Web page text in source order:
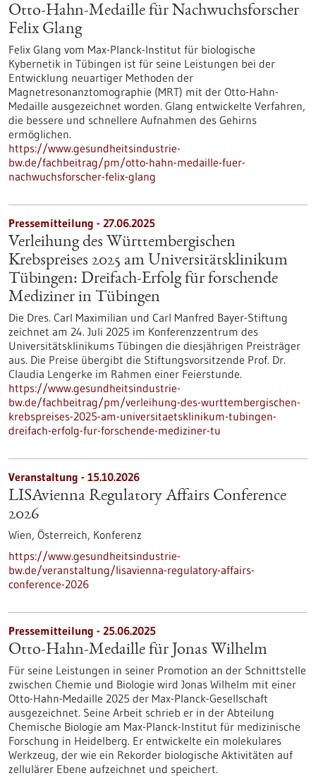
Otto-Hahn-Medaille für Nachwuchsforscher
Felix Glang
Felix Glang vom Max-Planck-Institut für biologische
Kybernetik in Tübingen ist für seine Leistungen bei der
Entwicklung neuartiger Methoden der
Magnetresonanztomographie (MRT) mit der Otto-Hahn-
Medaille ausgezeichnet worden. Glang entwickelte Verfahren,
die bessere und schnellere Aufnahmen des Gehirns
ermöglichen.
https://www.gesundheitsindustrie-
bw.de/fachbeitrag/pm/otto-hahn-medaille-fuer-
nachwuchsforscher-felix-glang
Pressemitteilung - 27.06.2025
Verleihung des Württembergischen
Krebspreises 2025 am Universitätsklinikum
Tübingen: Dreifach-Erfolg für forschende
Mediziner in Tübingen
Die Dres. Carl Maximilian und Carl Manfred Bayer-Stiftung
zeichnet am 24. Juli 2025 im Konferenzzentrum des
Universitätsklinikums Tübingen die diesjährigen Preisträger
aus. Die Preise übergibt die Stiftungsvorsitzende Prof. Dr.
Claudia Lengerke im Rahmen einer Feierstunde.
https://www.gesundheitsindustrie-
bw.de/fachbeitrag/pm/verleihung-des-wurttembergischen-
krebspreises-2025-am-universitaetsklinikum-tubingen-
dreifach-erfolg-fur-forschende-mediziner-tu
Veranstaltung - 15.10.2026
LISAvienna Regulatory Affairs Conference
2026
Wien, Österreich, Konferenz
https://www.gesundheitsindustrie-
bw.de/veranstaltung/lisavienna-regulatory-affairs-
conference-2026
Pressemitteilung - 25.06.2025
Otto-Hahn-Medaille für Jonas Wilhelm
Für seine Leistungen in seiner Promotion an der Schnittstelle
zwischen Chemie und Biologie wird Jonas Wilhelm mit einer
Otto-Hahn-Medaille 2025 der Max-Planck-Gesellschaft
ausgezeichnet. Seine Arbeit schrieb er in der Abteilung
Chemische Biologie am Max-Planck-Institut für medizinische
Forschung in Heidelberg. Er entwickelte ein molekulares
Werkzeug, der wie ein Rekorder biologische Aktivitäten auf
zellulärer Ebene aufzeichnet und speichert.